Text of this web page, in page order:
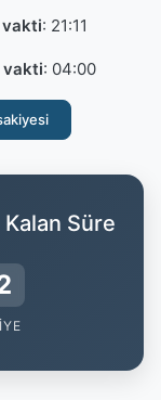
vakti: 21:11
vakti: 04:00
Süre